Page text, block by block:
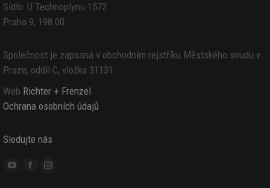
Sídlo: U Technoplynu 1572
Praha 9, 198 00
Společnost je zapsaná v obchodním rejstříku Městského soudu v
Praze, oddíl C, vložka 31131
Web Richter + Frenzel
Ochrana osobních údajů
Sledujte nás
YouTube
FacebookInstagram